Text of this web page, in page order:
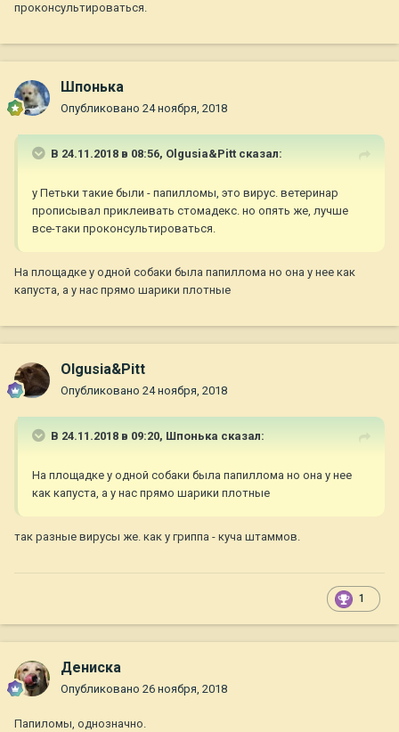
проконсультироваться.
Шпонька
Опубликовано 24 ноября, 2018
В 24.11.2018 в 08:56, Olgusia&Pitt сказал:
у Петьки такие были - папилломы, это вирус. ветеринар
прописывал приклеивать стомадекс. но опять же, лучше
все-таки проконсультироваться.
На площадке у одной собаки была папиллома но она у нее как
капуста, а у нас прямо шарики плотные
Olgusia&Pitt
Опубликовано 24 ноября, 2018
В 24.11.2018 в 09:20, Шпонька сказал:
На площадке у одной собаки была папиллома но она у нее
как капуста, а у нас прямо шарики плотные
так разные вирусы же. как у гриппа - куча штаммов.
1
Дениска
Опубликовано 26 ноября, 2018
Папиломы, однозначно.